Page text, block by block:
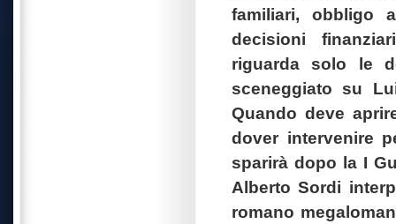
familiari, obbligo
decisioni
riguarda solo le
sceneggiato su
Quando deve
dover intervenire
sparirà dopo la I
Alberto Sordi
romano